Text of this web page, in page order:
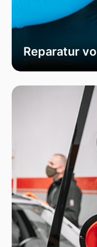
Reparatur
Sicherheit Ihrer
gewährleisten.
Schäden durch
das die
wiederherstellt.